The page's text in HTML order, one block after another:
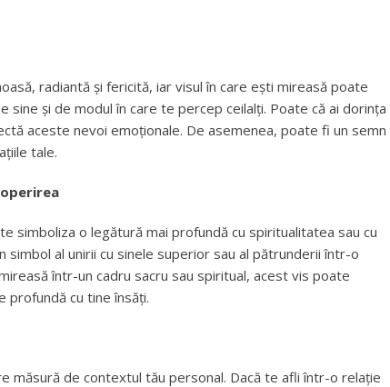
radiantă și fericită, iar visul în care ești mireasă poate
și de modul în care te percep ceilalți. Poate că ai dorința
aceste nevoi emoționale. De asemenea, poate fi un semn
tale.
simboliza o legătură mai profundă cu spiritualitatea sau cu
al unirii cu sinele superior sau al pătrunderii într-o
într-un cadru sacru sau spiritual, acest vis poate
profundă cu tine însăți.
măsură de contextul tău personal. Dacă te afli într-o relație